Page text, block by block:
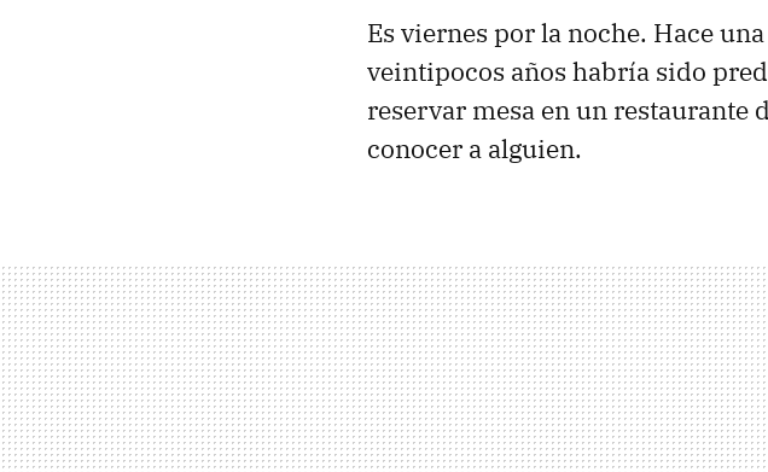
Es viernes por la noche. Hace
veintipocos años habría sido
reservar mesa en un restaurante
conocer a alguien.